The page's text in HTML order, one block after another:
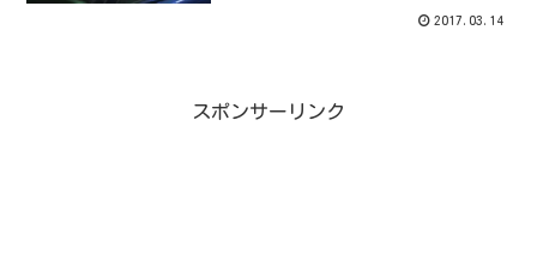
2017.03.14
スポンサーリンク